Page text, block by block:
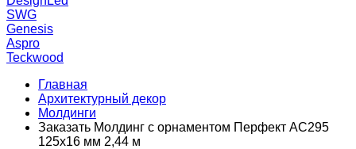
SWG
Genesis
Aspro
Teckwood
Главная
Архитектурный декор
Молдинги
Заказать Молдинг с орнаментом Перфект AC295
125х16 мм 2,44 м